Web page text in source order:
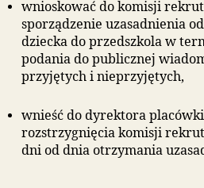
niezakwalifikowanych do
Rodzic kandydata
przyjęcia, składa w
godz. 12:00 do 14
naboru. Brak
harmonogramie terminie
rezygnacją z miejsca w